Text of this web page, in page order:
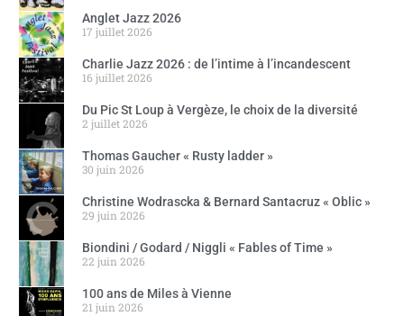
Anglet Jazz 2026
17 juillet 2026
Charlie Jazz 2026 : de l’intime à l’incandescent
16 juillet 2026
Du Pic St Loup à Vergèze, le choix de la diversité
2 juillet 2026
Thomas Gaucher « Rusty ladder »
30 juin 2026
Christine Wodrascka & Bernard Santacruz « Oblic »
29 juin 2026
Biondini / Godard / Niggli « Fables of Time »
22 juin 2026
100 ans de Miles à Vienne
21 juin 2026